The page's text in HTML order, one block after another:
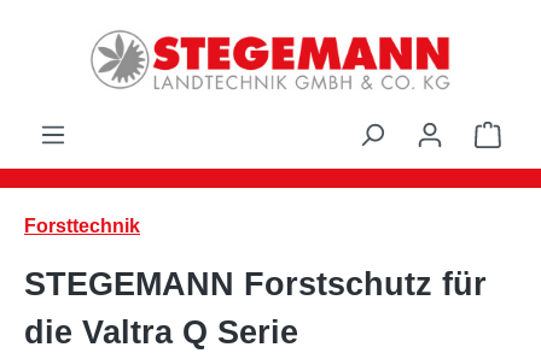
Zum Hauptinhalt springen
Forsttechnik
STEGEMANN Forstschutz für
die Valtra Q Serie